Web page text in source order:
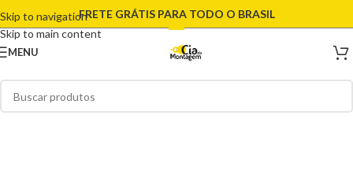
Skip to navigation
Skip to main content
FRETE GRÁTIS PARA TODO O BRASIL
MENU